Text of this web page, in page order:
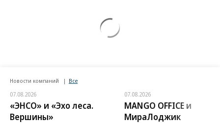
Новости компаний Все
07.08.2026
«ЭНСО» и «Эхо леса.
Вершины»
07.08.2026
MANGO OFFICE и
МираЛоджик